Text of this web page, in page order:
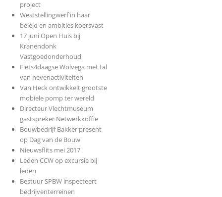
project
Weststellingwerf in haar
beleid en ambities koersvast
17 juni Open Huis bij
Kranendonk
Vastgoedonderhoud
Fiets4daagse Wolvega met tal
van nevenactiviteiten
Van Heck ontwikkelt grootste
mobiele pomp ter wereld
Directeur Vlechtmuseum
gastspreker Netwerkkoffie
Bouwbedrijf Bakker present
op Dag van de Bouw
Nieuwsflits mei 2017
Leden CCW op excursie bij
leden
Bestuur SPBW inspecteert
bedrijventerreinen